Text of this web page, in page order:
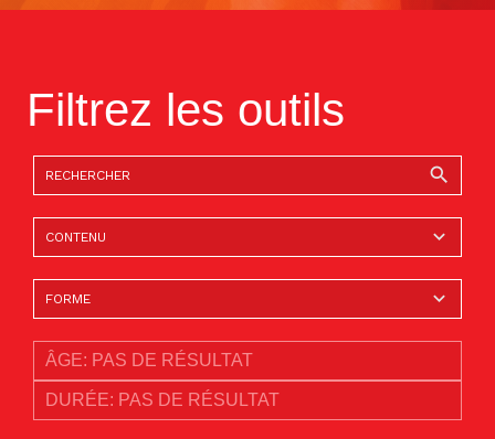
Filtrez les outils